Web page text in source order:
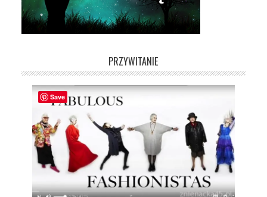
PRZYWITANIE
Save